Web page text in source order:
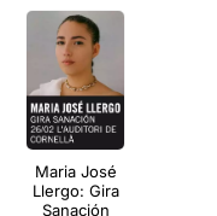
Maria José
Llergo: Gira
Sanación